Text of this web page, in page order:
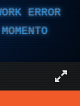
ERROR